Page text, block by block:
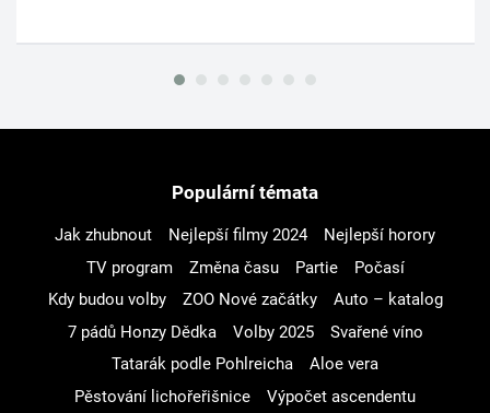
Populární témata
Jak zhubnout Nejlepší filmy 2024
Nejlepší horory
TV program
Změna času Partie
Počasí
Kdy budou volby
ZOO Nové začátky
Auto – katalog
7 pádů Honzy Dědka
Volby 2025
Svařené víno
Tatarák podle Pohlreicha
Aloe vera
Pěstování lichořeřišnice
Výpočet ascendentu